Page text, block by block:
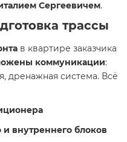
Сергеевичем.
трассы
в квартире заказчика
коммуникации:
дренажная система. Всё
внутреннего блоков